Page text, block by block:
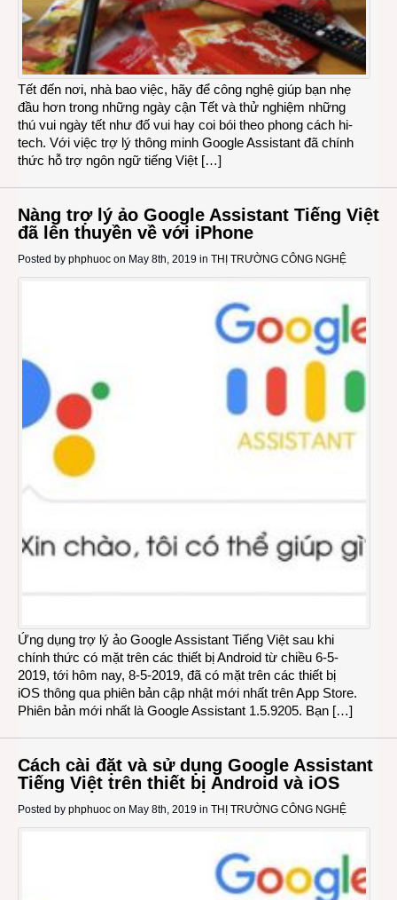
Tết đến nơi, nhà bao việc, hãy để công nghệ giúp bạn nhẹ
đầu hơn trong những ngày cận Tết và thử nghiệm những
thú vui ngày tết như đố vui hay coi bói theo phong cách hi-
tech. Với việc trợ lý thông minh Google Assistant đã chính
thức hỗ trợ ngôn ngữ tiếng Việt […]
Nàng trợ lý ảo Google Assistant Tiếng Việt
đã lên thuyền về với iPhone
Posted by phphuoc on May 8th, 2019 in THỊ TRƯỜNG CÔNG NGHỆ
Ứng dụng trợ lý ảo Google Assistant Tiếng Việt sau khi
chính thức có mặt trên các thiết bị Android từ chiều 6-5-
2019, tới hôm nay, 8-5-2019, đã có mặt trên các thiết bị
iOS thông qua phiên bản cập nhật mới nhất trên App Store.
Phiên bản mới nhất là Google Assistant 1.5.9205. Bạn […]
Cách cài đặt và sử dụng Google Assistant
Tiếng Việt trên thiết bị Android và iOS
Posted by phphuoc on May 8th, 2019 in THỊ TRƯỜNG CÔNG NGHỆ